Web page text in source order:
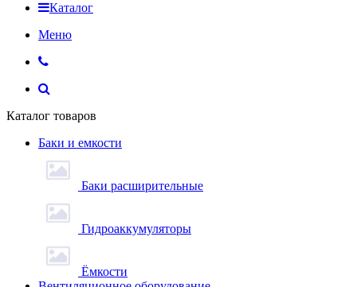
Каталог
Меню
Каталог товаров
Баки и емкости
Баки расширительные
Гидроаккумуляторы
Ёмкости